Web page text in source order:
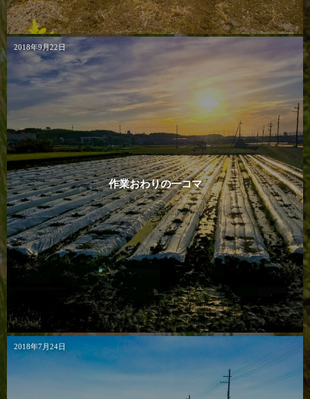
2018年9月22日
作業おわりの一コマ
2018年7月24日